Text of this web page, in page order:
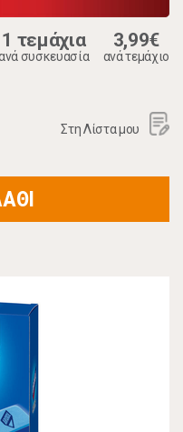
1 τεμάχια
συσκευασία
3,99€
ανά τεμάχιο
Στη Λίστα μου